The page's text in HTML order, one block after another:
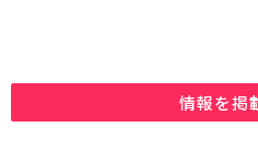
情報を掲